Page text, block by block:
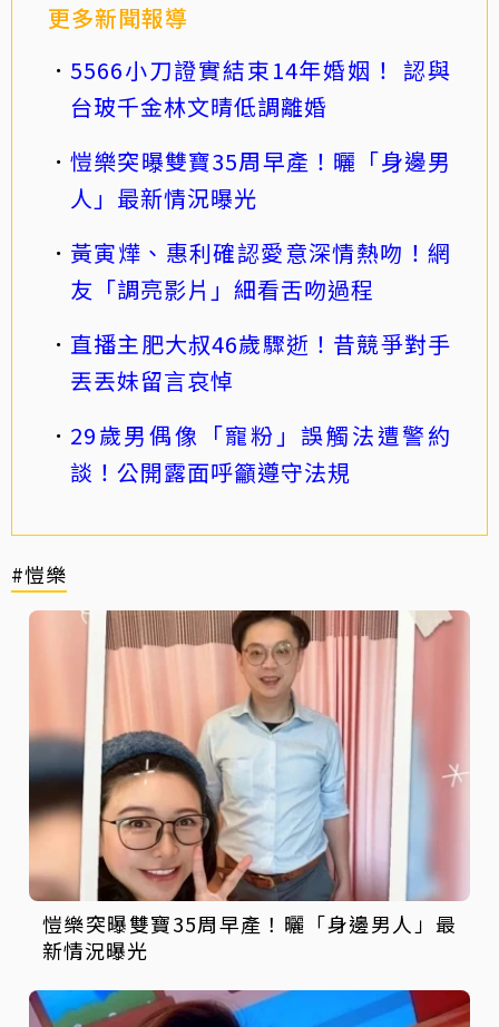
更多新聞報導
5566小刀證實結束14年婚姻！ 認與
台玻千金林文晴低調離婚
愷樂突曝雙寶35周早產！曬「身邊男
人」最新情況曝光
黃寅燁、惠利確認愛意深情熱吻！網
友「調亮影片」細看舌吻過程
直播主肥大叔46歲驟逝！昔競爭對手
丟丟妹留言哀悼
29歲男偶像「寵粉」誤觸法遭警約
談！公開露面呼籲遵守法規
#愷樂
愷樂突曝雙寶35周早產！曬「身邊男人」最
新情況曝光